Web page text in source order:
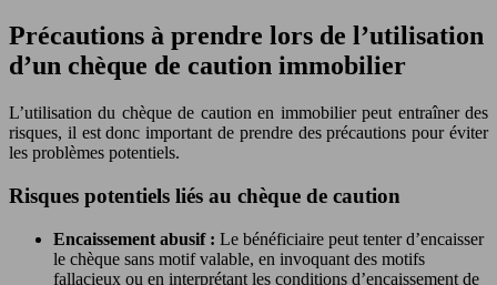
Précautions à prendre lors de l’utilisation
d’un chèque de caution immobilier
L’utilisation du chèque de caution en immobilier peut entraîner des
risques, il est donc important de prendre des précautions pour éviter
les problèmes potentiels.
Risques potentiels liés au chèque de caution
Encaissement abusif : Le bénéficiaire peut tenter d’encaisser
le chèque sans motif valable, en invoquant des motifs
fallacieux ou en interprétant les conditions d’encaissement de